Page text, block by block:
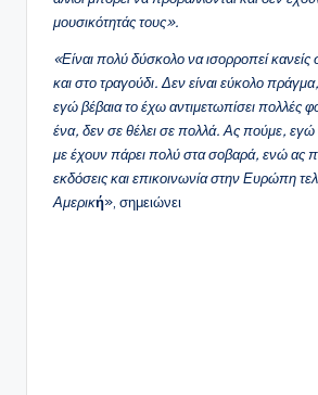
μουσικότητάς τους».
«Είναι πολύ δύσκολο να ισορροπεί κανείς
και στο τραγούδι. Δεν είναι εύκολο
εγώ βέβαια το έχω αντιμετωπίσει πολλές
ένα, δεν σε θέλει σε πολλά. Ας πούμε,
με έχουν πάρει πολύ στα σοβαρά, ενώ ας
εκδόσεις και επικοινωνία στην Ευρώπη
Αμερική», σημειώνει